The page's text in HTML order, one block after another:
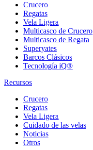
Crucero
Regatas
Vela Ligera
Multicasco de Crucero
Multicasco de Regata
Superyates
Barcos Clásicos
Tecnología iQ®
Recursos
Crucero
Regatas
Vela Ligera
Cuidado de las velas
Noticias
Otros